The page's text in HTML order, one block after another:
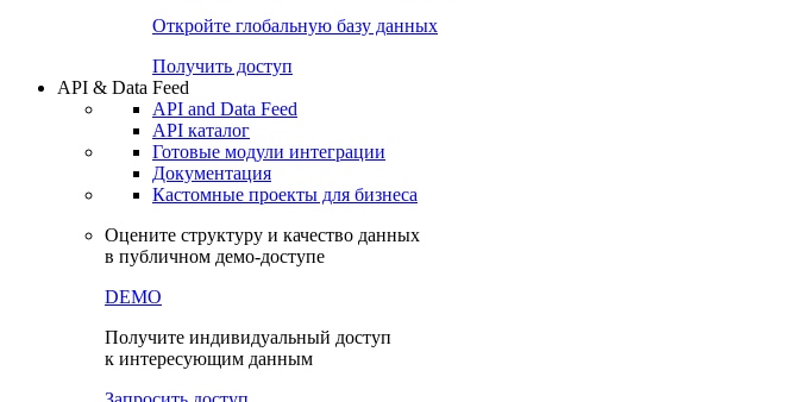
Откройте глобальную базу данных
Получить доступ
API & Data Feed
API and Data Feed
API каталог
Готовые модули интеграции
Документация
Кастомные проекты для бизнеса
Оцените структуру и качество данных
в публичном демо-доступе
DEMO
Получите индивидуальный доступ
к интересующим данным